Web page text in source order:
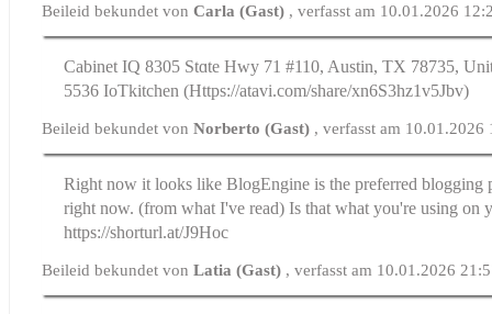
Beileid bekundet vonCarla (Gast) , verfasst am 10.01.2026
Cabinet IQ 8305 Stɑte Hwy 71 #110, Austin, TX 78735,
5536 IoTkitchen (Https://atavi.com/share/xn6S3hz1v5Jbv)
Beileid bekundet vonNorberto (Gast) , verfasst am 10.01.2026
Right now it looks like BlogEngine is the preferred blogging
right now. (from what I've read) Is that what you're using on
https://shorturl.at/J9Hoc
Beileid bekundet vonLatia (Gast) , verfasst am 10.01.2026